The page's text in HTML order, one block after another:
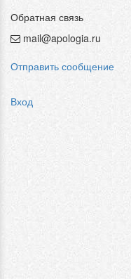
Обратная связь
mail@apologia.ru
Отправить сообщение
Вход